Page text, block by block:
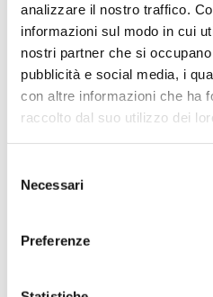
analizzare il nostro traffico.
informazioni sul modo in cui
nostri partner che si
pubblicità e social media, i
con altre informazioni che ha
raccolto dal suo utilizzo dei
delNecessari
Preferenze
risultato sportivo e conferma la solidità
esclusivamente al settore giovanile, na
29/06/2026
CFC Academy, nuovo
prosegue il percorso
... leggi
26/06/2026